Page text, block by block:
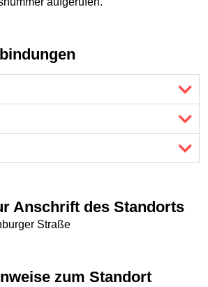
Anschrift des Standorts
Straße
zum Standort